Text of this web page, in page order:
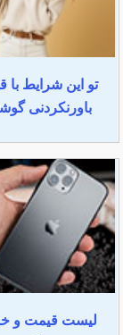
تو این شرایط با
باورنکردنی
لیست قیمت و